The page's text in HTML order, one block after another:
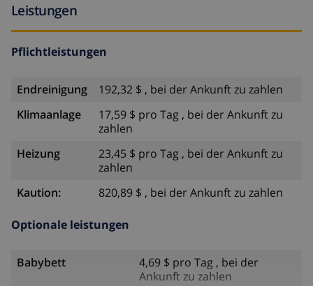
Leistungen
Pflichtleistungen
Endreinigung
192,32 $ , bei der Ankunft zu zahlen
Klimaanlage
17,59 $ pro Tag , bei der Ankunft zu
zahlen
Heizung
23,45 $ pro Tag , bei der Ankunft zu
zahlen
Kaution:
820,89 $ , bei der Ankunft zu zahlen
Optionale leistungen
Babybett
4,69 $ pro Tag , bei der
Ankunft zu zahlen